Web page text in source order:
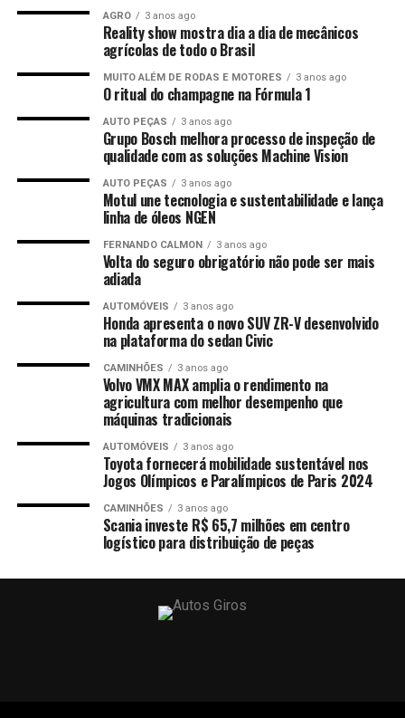
AGRO 3 anos ago
Reality show mostra dia a dia de mecânicos
agrícolas de todo o Brasil
MUITO ALÉM DE RODAS E MOTORES 3 anos ago
O ritual do champagne na Fórmula 1
AUTO PEÇAS 3 anos ago
Grupo Bosch melhora processo de inspeção de
qualidade com as soluções Machine Vision
AUTO PEÇAS 3 anos ago
Motul une tecnologia e sustentabilidade e lança
linha de óleos NGEN
FERNANDO CALMON 3 anos ago
Volta do seguro obrigatório não pode ser mais
adiada
AUTOMÓVEIS 3 anos ago
Honda apresenta o novo SUV ZR-V desenvolvido
na plataforma do sedan Civic
CAMINHÕES 3 anos ago
Volvo VMX MAX amplia o rendimento na
agricultura com melhor desempenho que
máquinas tradicionais
AUTOMÓVEIS 3 anos ago
Toyota fornecerá mobilidade sustentável nos
Jogos Olímpicos e Paralímpicos de Paris 2024
CAMINHÕES 3 anos ago
Scania investe R$ 65,7 milhões em centro
logístico para distribuição de peças